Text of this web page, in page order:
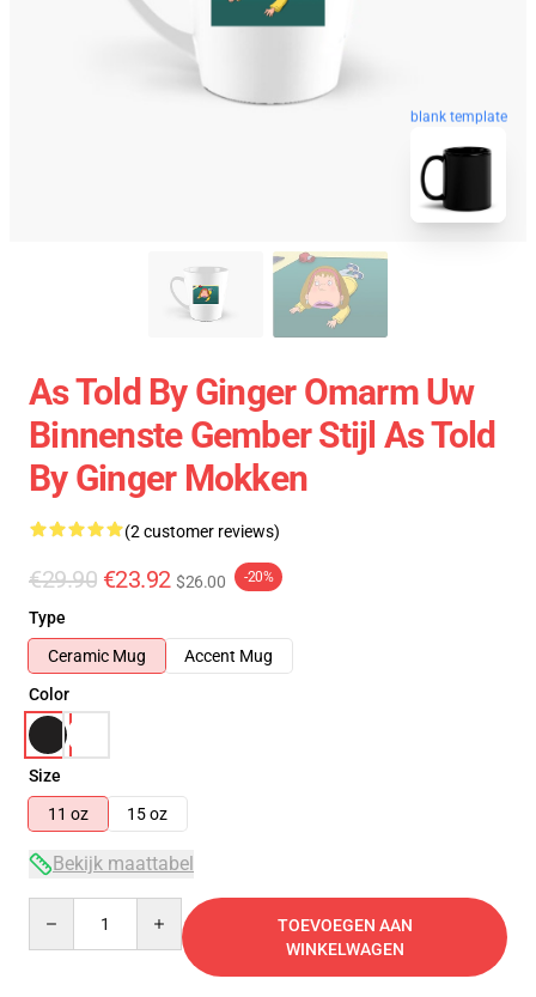
blank template
As Told By Ginger Omarm Uw
Binnenste Gember Stijl As Told
By Ginger Mokken
(2 customer reviews)
€29.90 €23.92 $26.00 -20%
Type
Ceramic Mug
Accent Mug
Color
Size
11 oz
15 oz
Bekijk maattabel
TOEVOEGEN AAN
WINKELWAGEN